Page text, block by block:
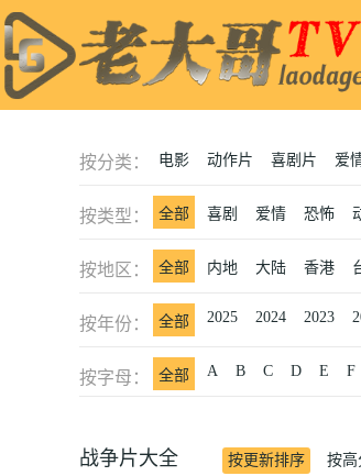
按分类： 电影 动作片 喜剧片 爱
按类型： 全部 喜剧 爱情 恐怖
按地区： 全部 内地 大陆 香港
按年份： 全部 2025 2024 2023
按字母： 全部 A B C D E F
战争片大全 按更新排序 按高